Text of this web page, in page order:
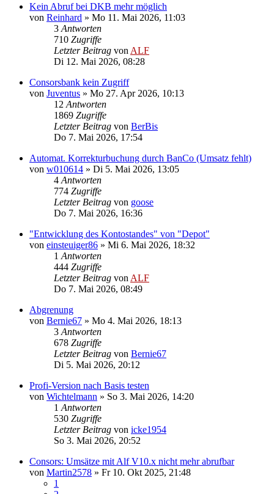
Kein Abruf bei DKB mehr möglich
von Reinhard » Mo 11. Mai 2026, 11:03
3 Antworten
710 Zugriffe
Letzter Beitrag von ALF
Di 12. Mai 2026, 08:28
Consorsbank kein Zugriff
von Juventus » Mo 27. Apr 2026, 10:13
12 Antworten
1869 Zugriffe
Letzter Beitrag von BerBis
Do 7. Mai 2026, 17:54
Automat. Korrekturbuchung durch BanCo (Umsatz fehlt)
von w010614 » Di 5. Mai 2026, 13:05
4 Antworten
774 Zugriffe
Letzter Beitrag von goose
Do 7. Mai 2026, 16:36
"Entwicklung des Kontostandes" von "Depot"
von einsteuiger86 » Mi 6. Mai 2026, 18:32
1 Antworten
444 Zugriffe
Letzter Beitrag von ALF
Do 7. Mai 2026, 08:49
Abgrenung
von Bernie67 » Mo 4. Mai 2026, 18:13
3 Antworten
678 Zugriffe
Letzter Beitrag von Bernie67
Di 5. Mai 2026, 20:12
Profi-Version nach Basis testen
von Wichtelmann » So 3. Mai 2026, 14:20
1 Antworten
530 Zugriffe
Letzter Beitrag von icke1954
So 3. Mai 2026, 20:52
Consors: Umsätze mit Alf V10.x nicht mehr abrufbar
von Martin2578 » Fr 10. Okt 2025, 21:48
1